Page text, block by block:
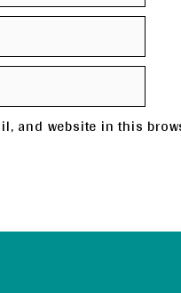
and website in this